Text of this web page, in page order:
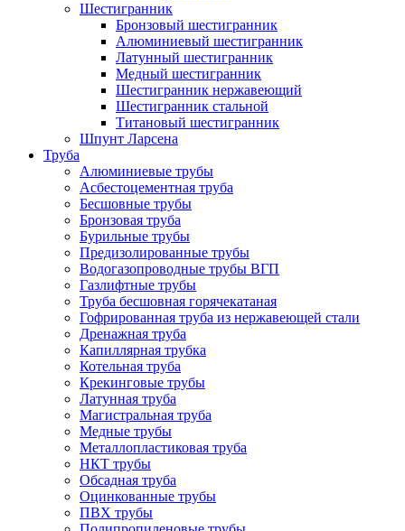
Шестигранник
Бронзовый шестигранник
Алюминиевый шестигранник
Латунный шестигранник
Медный шестигранник
Шестигранник нержавеющий
Шестигранник стальной
Титановый шестигранник
Шпунт Ларсена
Труба
Алюминиевые трубы
Асбестоцементная труба
Бесшовные трубы
Бронзовая труба
Бурильные трубы
Предизолированные трубы
Водогазопроводные трубы ВГП
Газлифтные трубы
Труба бесшовная горячекатаная
Гофрированная труба из нержавеющей стали
Дренажная труба
Капиллярная трубка
Котельная труба
Крекинговые трубы
Латунная труба
Магистральная труба
Медные трубы
Металлопластиковая труба
НКТ трубы
Обсадная труба
Оцинкованные трубы
ПВХ трубы